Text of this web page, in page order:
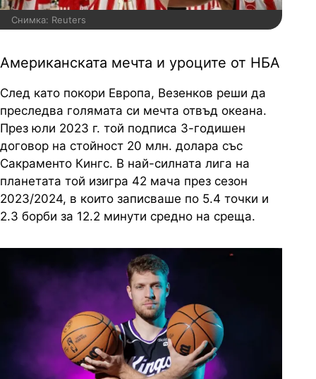
Снимка: Reuters
Американската мечта и уроците от НБА
След като покори Европа, Везенков реши да
преследва голямата си мечта отвъд океана.
През юли 2023 г. той подписа 3-годишен
договор на стойност 20 млн. долара със
Сакраменто Кингс. В най-силната лига на
планетата той изигра 42 мача през сезон
2023/2024, в които записваше по 5.4 точки и
2.3 борби за 12.2 минути средно на среща.